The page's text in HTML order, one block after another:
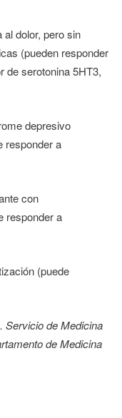
dolor, pero sin
(pueden responder
de serotonina 5HT3,
depresivo
responder a
con
responder a
(puede
Servicio de Medicina
de Medicina